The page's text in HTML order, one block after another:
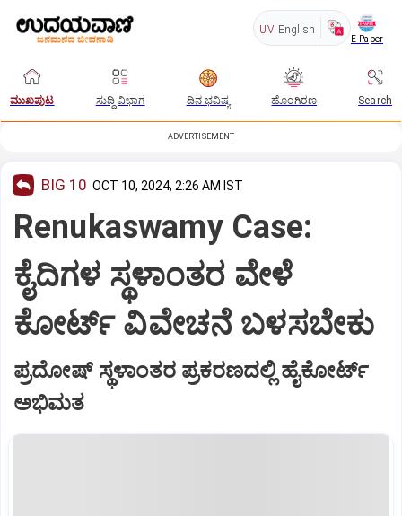
UV English
E-Paper
ಮುಖಪುಟ ಸುದ್ದಿ ವಿಭಾಗ ದಿನ ಭವಿಷ್ಯ ಹೊಂಗಿರಣ Search
ADVERTISEMENT
BIG 10 OCT 10, 2024, 2:26 AM IST
Renukaswamy Case:
ಕೈದಿಗಳ ಸ್ಥಳಾಂತರ ವೇಳೆ
ಕೋರ್ಟ್‌ ವಿವೇಚನೆ ಬಳಸಬೇಕು
ಪ್ರದೋಷ್‌ ಸ್ಥಳಾಂತರ ಪ್ರಕರಣದಲ್ಲಿ ಹೈಕೋರ್ಟ್‌
ಅಭಿಮತ